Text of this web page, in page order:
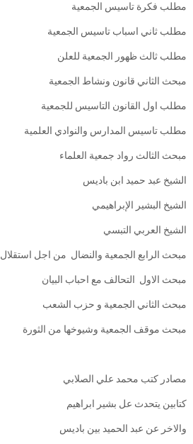
مطلب فكرة تاسيس الجمعية
مطلب ثاني اسباب تاسيس الجمعية
مطلب ثالث ظهور الجمعية للعلن
مبحث الثاني قانون ونشاط الجمعية
مطلب اول القانون التاسيس للجمعية
مطلب تاسيس المدارس والنوادي العلمية
مبحث الثالث رواد جمعية العلماء
الشيخ عبد حميد ابن باديس
الشيخ البشير الإبراهيمي
الشيخ العربي التبسي
مبحث الرابع الجمعية والنضال من اجل استقلال
مبحث الاول التحالف مع احباب البيان
مبحث الثاني الجمعية و حزب الشعب
مبحث موقف الجمعية وشيوخها من الثورة
مصادر كتب محمد علي الصلابي
كتابين يتحدث عل بشير ابراهيم
والاخر عن عبد الحميد بين باديس